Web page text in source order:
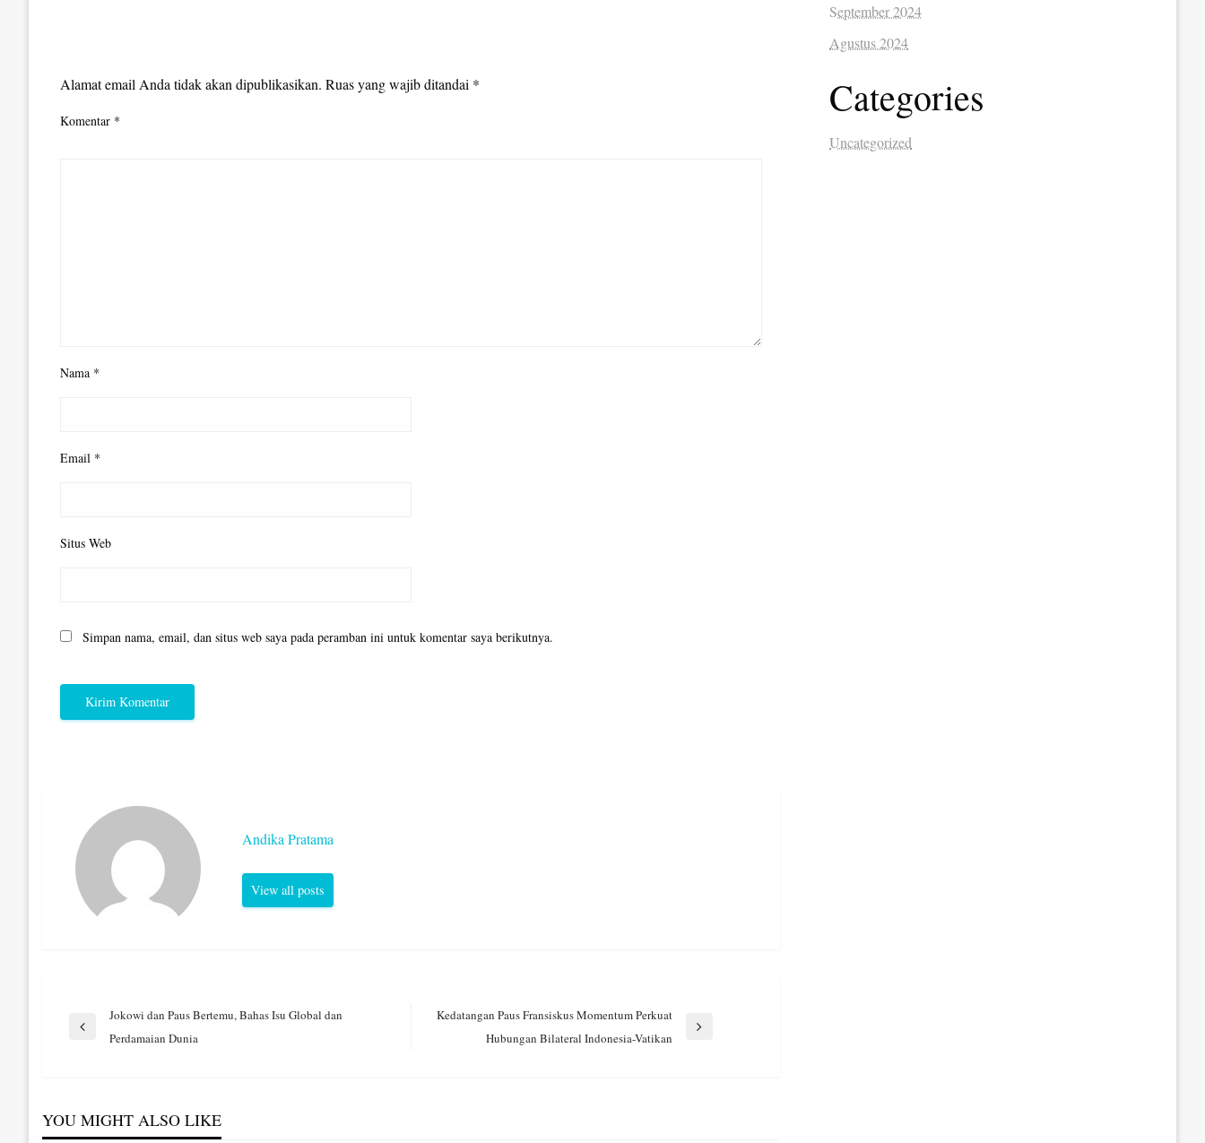
Alamat email Anda tidak akan dipublikasikan. Ruas yang wajib ditandai *
Komentar *
Nama *
Email *
Situs Web
Simpan nama, email, dan situs web saya pada peramban ini untuk komentar saya berikutnya.
Andika Pratama
View all posts
Navigasi
Previous
Jokowi dan Paus Bertemu, Bahas Isu Global dan
Perdamaian Dunia
Kedatangan Paus Fransiskus Momentum Perkuat
Hubungan Bilateral Indonesia-Vatikan
YOU MIGHT ALSO LIKE
September 2024
Agustus 2024
Categories
Uncategorized